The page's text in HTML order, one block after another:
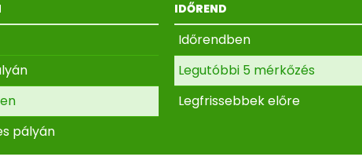
pályán
IDŐREND
Időrendben
Legutóbbi 5 mérkőzés
Legfrissebbek előre